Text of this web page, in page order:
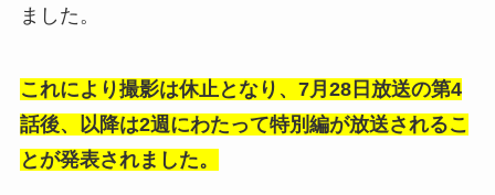
ました。
これにより撮影は休止となり、7月28日放送の第4
話後、以降は2週にわたって特別編が放送されるこ
とが発表されました。